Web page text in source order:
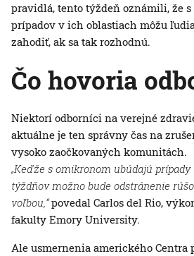
pravidlá, tento týždeň oznámili, že
prípadov v ich oblastiach môžu
zahodiť, ak sa tak rozhodnú.
Čo hovoria
Niektorí odborníci na verejné
aktuálne je ten správny čas na
vysoko zaočkovaných komunitách.
„Keďže s omikronom ubúdajú
týždňov možno bude odstránenie
voľbou,“povedal Carlos del Rio,
fakulty Emory University.
Ale usmernenia amerického Centra